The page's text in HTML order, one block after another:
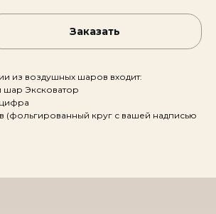
Заказать
из воздушных шаров входит:
Эксковатор
(фольгированный круг с вашей надписью